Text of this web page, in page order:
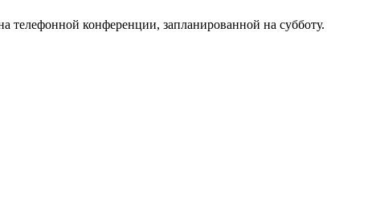
телефонной конференции, запланированной на субботу.